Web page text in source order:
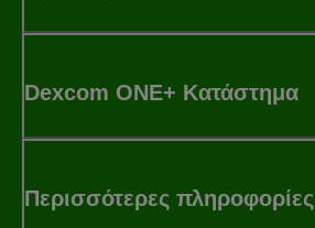
Dexcom ONE+ Κατάστημα
Περισσότερες πληροφορίες